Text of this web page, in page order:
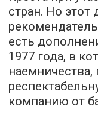
стран. Но этот
есть
1977 года, в
компанию от